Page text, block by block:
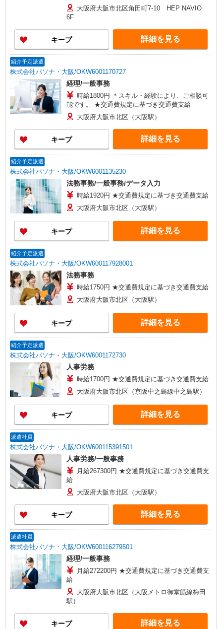
大阪府大阪市北区角田町7-10 HEP NAVIO
6F
キープ 詳細を見る
紹介予定派遣
株式会社パソナ・大阪/OKW6001170727
経理/一般事務
時給1800円 ＊スキル・経験により、ご相談可
能です。 ★交通費規定に基づき交通費支給
大阪府大阪市北区（大阪駅）
キープ 詳細を見る
紹介予定派遣
株式会社パソナ・大阪/OKW6001135230
法務事務/一般事務/データ入力
時給1920円 ★交通費規定に基づき交通費支給
大阪府大阪市北区（大阪駅）
キープ 詳細を見る
紹介予定派遣
株式会社パソナ・大阪/OKW600117928001
法務事務
時給1750円 ★交通費規定に基づき交通費支給
大阪府大阪市北区（大阪駅）
キープ 詳細を見る
紹介予定派遣
株式会社パソナ・大阪/OKW6001172730
人事労務
時給1700円 ★交通費規定に基づき交通費支給
大阪府大阪市北区（京阪中之島線中之島駅）
キープ 詳細を見る
派遣社員
株式会社パソナ・大阪/OKW600115391501
人事労務/一般事務
月給267300円 ★交通費規定に基づき交通費支
給
大阪府大阪市北区（大阪駅）
キープ 詳細を見る
派遣社員
株式会社パソナ・大阪/OKW600116279501
経理/一般事務
月給272200円 ★交通費規定に基づき交通費支
給
大阪府大阪市北区（大阪メトロ御堂筋線梅田
駅）
キープ 詳細を見る